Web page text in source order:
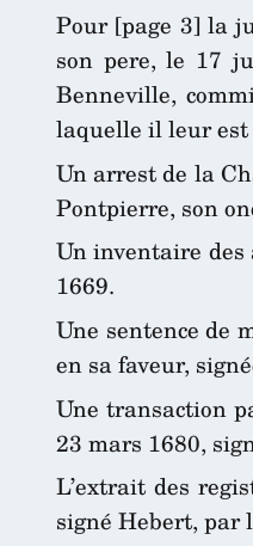
Pour [page 3] la
son pere, le 17
Benneville,
laquelle il leur est
Un arrest de la
Pontpierre, son
Un inventaire
1669.
Une sentence de
en sa faveur,
Une transaction
23 mars 1680,
L’extrait des
signé Hebert,